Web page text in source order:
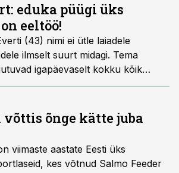
eduka püügi üks
eeltöö!
(43) nimi ei ütle laiadele
ilmselt suurt midagi. Tema
igapäevaselt kokku kõik
– tegemist on uue kalaluba.ee
mehega, kes on juhtumisi ka
õnge kätte juba
viimaste aastate Eesti üks
kes võtnud Salmo Feeder